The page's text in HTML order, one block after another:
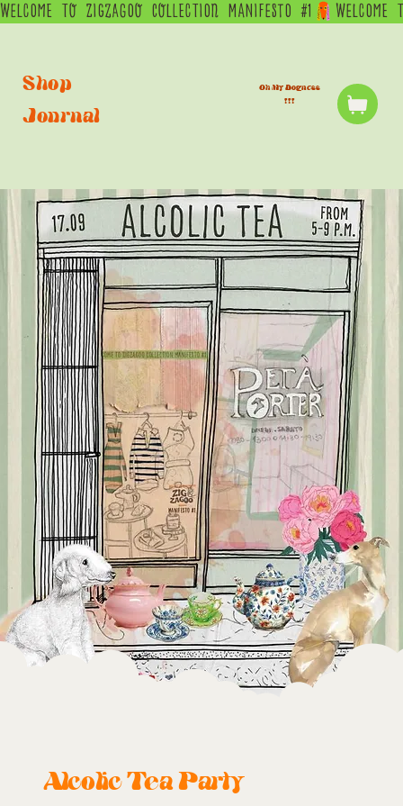
WELCOME  TO  ZIGZAGOO  COLLECTION  MANIFESTO  #1
Shop
Journal
Oh My Dogness
!!!
Alcolic Tea Party